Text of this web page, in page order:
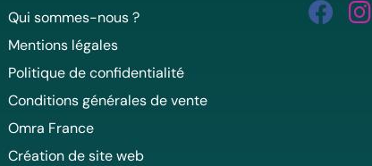
Qui sommes-nous ?
Mentions légales
Politique de confidentialité
Conditions générales de vente
Omra France
Création de site web